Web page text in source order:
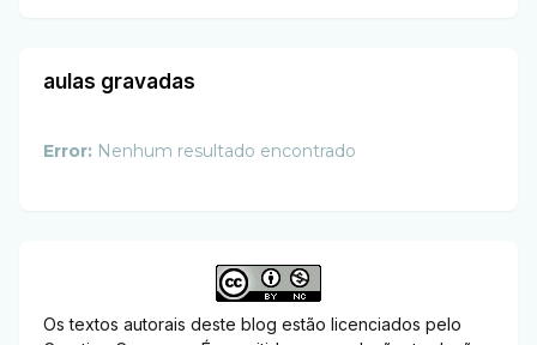
aulas gravadas
Error: Nenhum resultado encontrado
Os textos autorais deste blog estão licenciados pelo